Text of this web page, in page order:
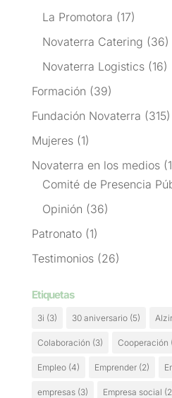
La Promotora (17)
Novaterra Catering (36)
Novaterra Logistics(16)
Formación (39)
Fundación Novaterra (315)
Mujeres(1)
Novaterra en los medios
Comité de Presencia
Opinión (36)
Patronato(1)
Testimonios(26)
Etiquetas
3i (3) 30 aniversario(5)
Colaboración (3) Cooperación
Empleo(4) Emprender(2)
empresas(3) Empresa social